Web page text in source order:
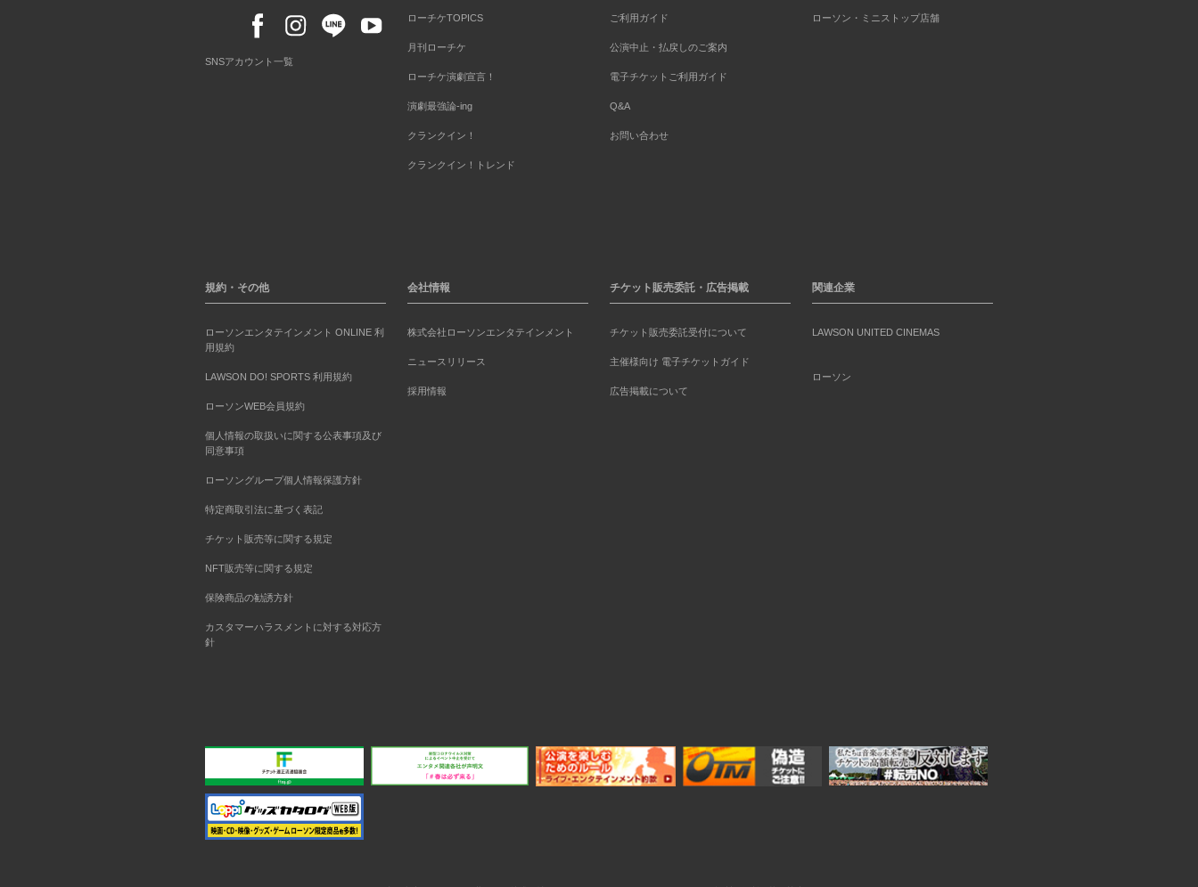
SNSアカウント一覧
ローチケTOPICS
月刊ローチケ
ローチケ演劇宣言！
演劇最強論-ing
クランクイン！
クランクイン！トレンド
ご利用ガイド
公演中止・払戻しのご案内
電子チケットご利用ガイド
Q&A
お問い合わせ
ローソン・ミニストップ店舗
規約・その他
ローソンエンタテインメント ONLINE 利
用規約
LAWSON DO! SPORTS 利用規約
ローソンWEB会員規約
個人情報の取扱いに関する公表事項及び
同意事項
ローソングループ個人情報保護方針
特定商取引法に基づく表記
チケット販売等に関する規定
NFT販売等に関する規定
保険商品の勧誘方針
カスタマーハラスメントに対する対応方
針
会社情報
株式会社ローソンエンタテインメント
ニュースリリース
採用情報
チケット販売委託・広告掲載
チケット販売委託受付について
主催様向け 電子チケットガイド
広告掲載について
関連企業
LAWSON UNITED CINEMAS
ローソン